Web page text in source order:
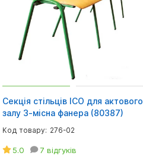
Секція стільців ІСО для актового
залу 3-місна фанера (80387)
276-02
5.0 7 відгуків